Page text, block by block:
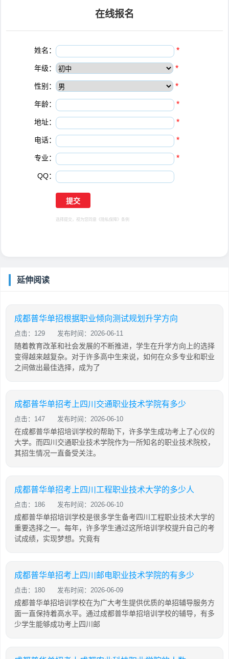
在线报名
姓名： *
年级： *
性别： *
年龄： *
地址： *
电话： *
专业： *
QQ：
选择提交，视为您同意 《隐私保障》 条例
延伸阅读
成都普华单招根据职业倾向测试规划升学方向
点击：129 发布时间：2026-06-11
随着教育改革和社会发展的不断推进，学生在升学方向上的选择
变得越来越复杂。对于许多高中生来说，如何在众多专业和职业
之间做出最佳选择，成为了
成都普华单招考上四川交通职业技术学院有多少
点击：147 发布时间：2026-06-10
在成都普华单招培训学校的帮助下，许多学生成功考上了心仪的
大学。而四川交通职业技术学院作为一所知名的职业技术院校，
其招生情况一直备受关注。
成都普华单招考上四川工程职业技术大学的多少人
点击：186 发布时间：2026-06-10
成都普华单招培训学校是很多学生备考四川工程职业技术大学的
重要选择之一。每年，许多学生通过这所培训学校提升自己的考
试成绩，实现梦想。究竟有
成都普华单招考上四川邮电职业技术学院的有多少
点击：180 发布时间：2026-06-09
成都普华单招培训学校在为广大考生提供优质的单招辅导服务方
面一直保持着高水平。通过成都普华单招培训学校的辅导，有多
少学生能够成功考上四川邮